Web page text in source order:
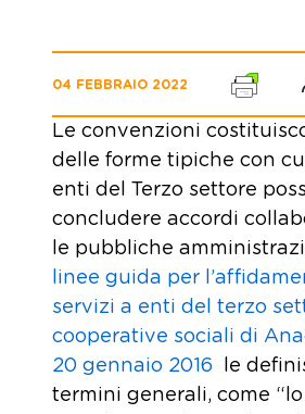
04 FEBBRAIO 2022
Le convenzioni
delle forme tipiche con
enti del Terzo settore
concludere accordi
le pubbliche
linee guida per
servizi a enti del terzo
cooperative sociali di
20 gennaio 2016 le
termini generali, come